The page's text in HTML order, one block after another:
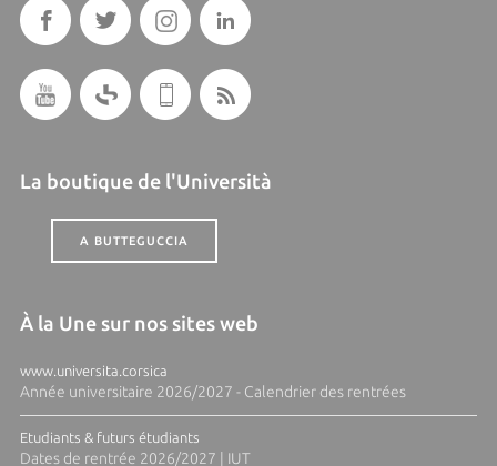
La boutique de l'Università
A BUTTEGUCCIA
À la Une sur nos sites web
www.universita.corsica
Année universitaire 2026/2027 - Calendrier des rentrées
Etudiants & futurs étudiants
Dates de rentrée 2026/2027 | IUT